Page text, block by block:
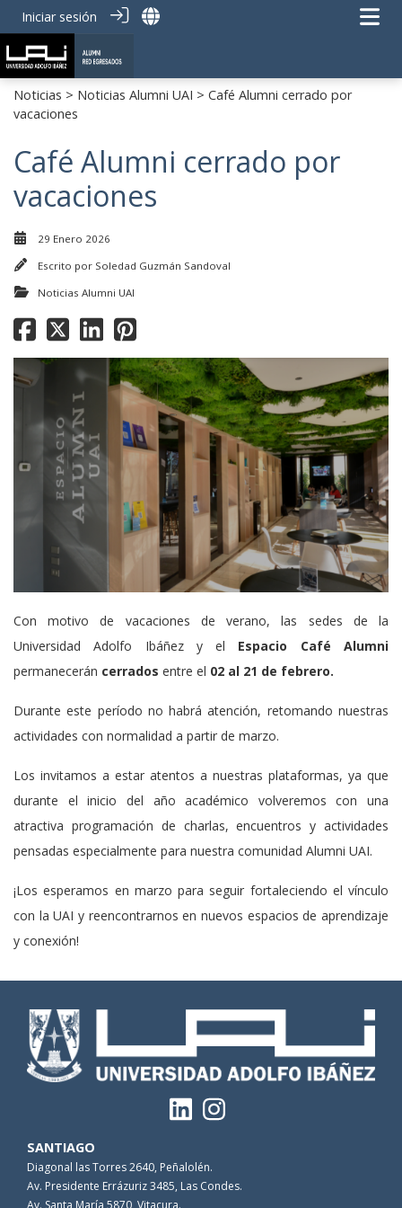
Iniciar sesión
Noticias > Noticias Alumni UAI > Café Alumni cerrado por
vacaciones
Café Alumni cerrado por
vacaciones
29 Enero 2026
Escrito por Soledad Guzmán Sandoval
Noticias Alumni UAI
Con motivo de vacaciones de verano, las
sedes de la
Universidad Adolfo Ibáñez y el Espacio Café Alumni
permanecerán cerrados entre el 02 al 21 de febrero.
Durante este período no habrá atención, retomando nuestras
actividades con normalidad a partir de marzo.
Los invitamos a estar atentos a nuestras plataformas, ya que
durante el inicio del año académico volveremos con una
atractiva programación de charlas, encuentros y actividades
pensadas especialmente para nuestra comunidad Alumni UAI.
¡Los esperamos en marzo para seguir fortaleciendo el vínculo
con la UAI y reencontrarnos en nuevos espacios de aprendizaje
y conexión!
SANTIAGO
Diagonal las Torres 2640, Peñalolén.
Av. Presidente Errázuriz 3485, Las Condes.
Av. Santa María 5870, Vitacura.